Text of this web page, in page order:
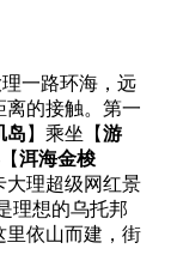
一路环海，远
离的接触。第一
岛 】乘坐【游
洱海金梭
大理超级网红景
理想的乌托邦
里依山而建，街